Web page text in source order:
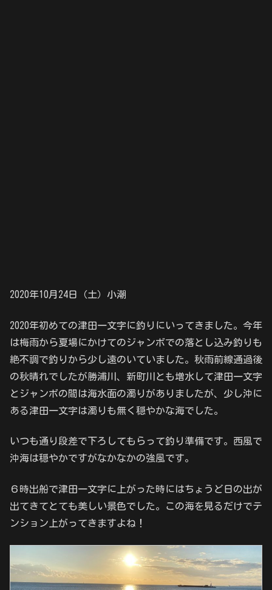
2020年10月24日（土）小潮
2020年初めての津田一文字に釣りにいってきました。今年
は梅雨から夏場にかけてのジャンボでの落とし込み釣りも
絶不調で釣りから少し遠のいていました。秋雨前線通過後
の秋晴れでしたが勝浦川、新町川とも増水して津田一文字
とジャンボの間は海水面の濁りがありましたが、少し沖に
ある津田一文字は濁りも無く穏やかな海でした。
いつも通り段差で下ろしてもらって釣り準備です。西風で
沖海は穏やかですがなかなかの強風です。
６時出船で津田一文字に上がった時にはちょうど日の出が
出てきてとても美しい景色でした。この海を見るだけでテ
ンション上がってきますよね！